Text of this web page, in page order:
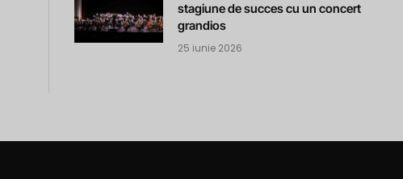
stagiune de succes cu un concert
grandios
25 iunie 2026